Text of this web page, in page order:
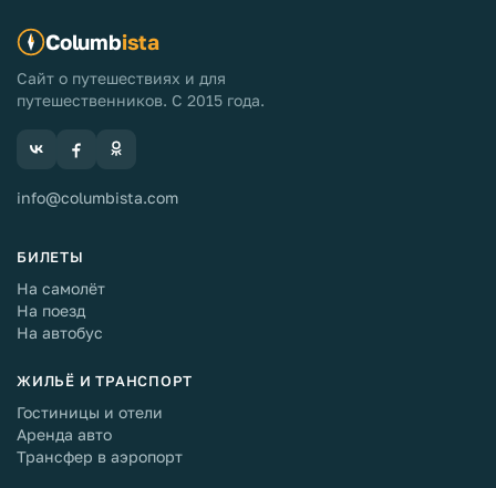
Columbista
Сайт о путешествиях и для
путешественников. С 2015 года.
info@columbista.com
БИЛЕТЫ
На самолёт
На поезд
На автобус
ЖИЛЬЁ И ТРАНСПОРТ
Гостиницы и отели
Аренда авто
Трансфер в аэропорт